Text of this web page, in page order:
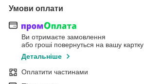
Умови оплати
Ви отримаєте замовлення
або гроші повернуться на вашу картку
Детальніше
Оплатити частинами